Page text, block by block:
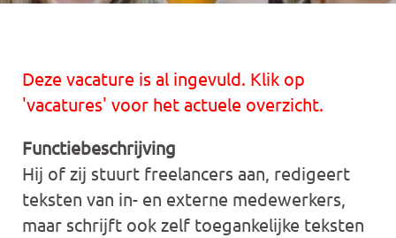
Deze vacature is al ingevuld. Klik op
'vacatures' voor het actuele overzicht.
Functiebeschrijving
Hij of zij stuurt freelancers aan, redigeert
teksten van in- en externe medewerkers,
maar schrijft ook zelf toegankelijke teksten